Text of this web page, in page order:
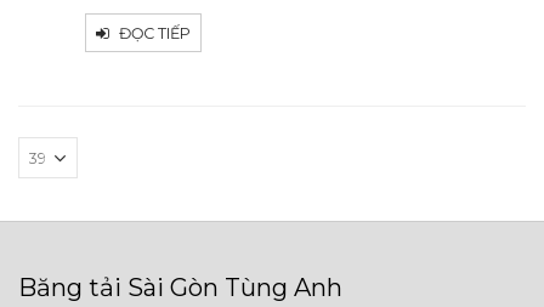
ĐỌC TIẾP
Băng tải Sài Gòn Tùng Anh